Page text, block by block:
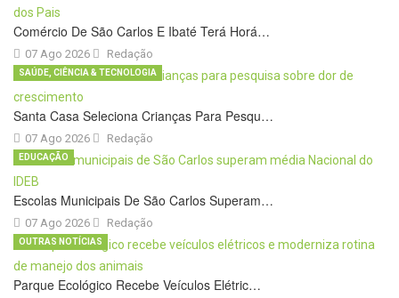
Comércio De São Carlos E Ibaté Terá Horá…
07 Ago 2026 Redação
Santa Casa Seleciona Crianças Para Pesqu…
07 Ago 2026
SAÚDE, CIÊNCIA & TECNOLOGIA
Redação
Escolas Municipais De São Carlos Superam…
07 Ago 2026
EDUCAÇÃO
Redação
Parque Ecológico Recebe Veículos Elétric…
OUTRAS NOTÍCIAS